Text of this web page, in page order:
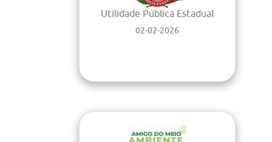
Utilidade Pública Estadual
02-02-2026